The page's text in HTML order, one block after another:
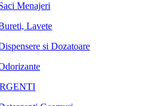
Menajeri
Lavete
si Dozatoare